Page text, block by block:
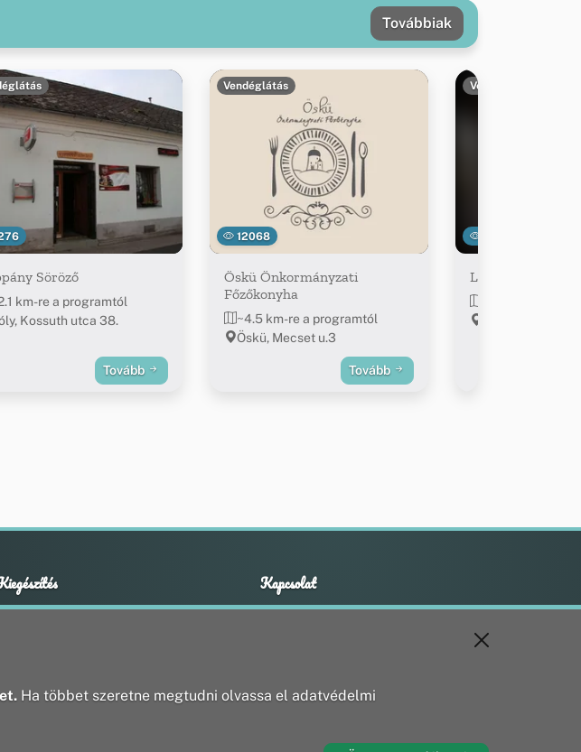
Továbbiak
Söröző
km-re a programtól
Kossuth utca 38.
Tovább
12068
Vendéglátás
Öskü Önkormányzati
Főzőkonyha
~4.5 km-re a programtól
Öskü, Mecset u.3
Tovább
Vendéglátás
Lila Akác Söröző
nyilatkozat
Kapcsolat
+36 20 211 1888
Ha többet szeretne megtudni olvassa el adatvédelmi